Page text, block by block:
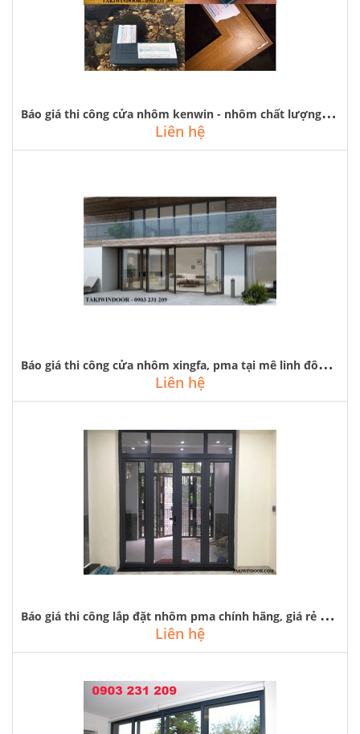
B
áo giá thi công cửa nhôm kenwin - nhôm chất lượng thật của người nhật
Liên hệ
B
áo giá thi công cửa nhôm xingfa, pma tại mê linh đông anh từ liêm
Liên hệ
B
áo giá thi công lắp đặt nhôm pma chính hãng, giá rẻ tại hà nội
Liên hệ